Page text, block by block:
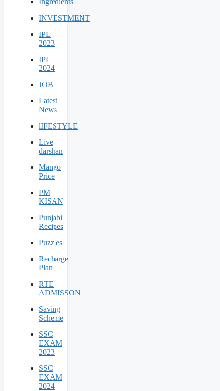
Ingredients
INVESTMENT
IPL
2023
IPL
2024
JOB
Latest
News
lIFESTYLE
Live
darshan
Mango
Price
PM
KISAN
Punjabi
Recipes
Puzzles
Recharge
Plan
RTE
ADMISSON
Saving
Scheme
SSC
EXAM
2023
SSC
EXAM
2024